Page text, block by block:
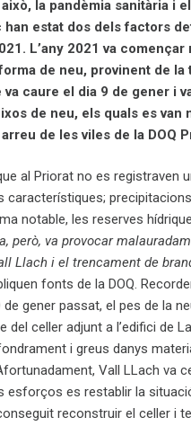
la pandèmia sanitària i
han estat dos dels factors
L’any 2021 va
de neu, provinent de la
va caure el dia 9 de gener i
de neu, els quals es van
de les viles de la DOQ
al Priorat no es registraven
característiques;
notable, les reserves
però, va provocar
Llach i el trencament de
fonts de la DOQ.
gener passat, el pes de la
del celler adjunt a l’edifici de
i greus danys
Vall LLach va
esforços es restablir la
reconstruir el celler i